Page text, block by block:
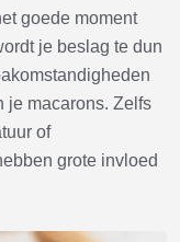
goede moment
je beslag te dun
je macarons. Zelfs
of
grote invloed